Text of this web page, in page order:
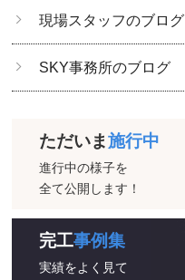
現場スタッフのブログ
SKY事務所のブログ
ただいま施行中
進行中の様子を
全て公開します！
完工事例集
実績をよく見て